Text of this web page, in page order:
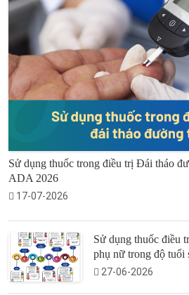
Sử dụng thuốc trong điều trị Đái tháo
ADA 2026
17-07-2026
Sử dụng thuốc điều
phụ nữ trong độ tuổi
27-06-2026